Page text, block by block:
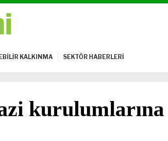
KALKINMA SEKTÖR HABERLERİ
kurulumlarına